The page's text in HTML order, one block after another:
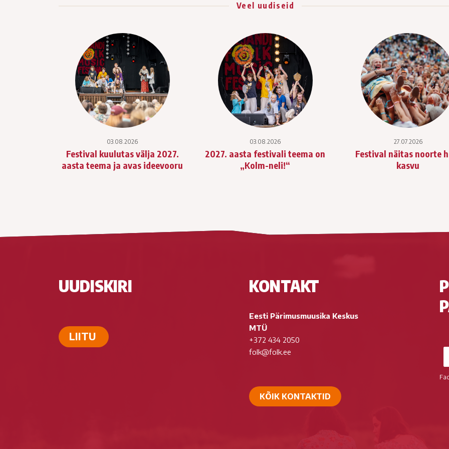
Veel uudiseid
03.08.2026
Festival kuulutas välja 2027.
aasta teema ja avas ideevooru
03.08.2026
2027. aasta festivali teema on
„Kolm-neli!“
27.07.2026
Festival näitas noorte
kasvu
UUDISKIRI
LIITU
KONTAKT
Eesti Pärimusmuusika Keskus
MTÜ
+372 434 2050
folk@folk.ee
KÕIK KONTAKTID